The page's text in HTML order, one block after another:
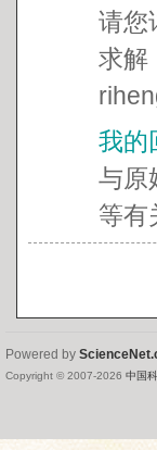
请您
求解
我的
与原
等有
Powered by
Copyright © 2007-2026 中国